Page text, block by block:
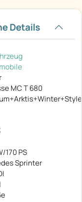
Details
MC T 680
170 PS
Sprinter